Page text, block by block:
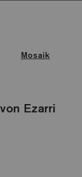
Mosaik
Ezarri